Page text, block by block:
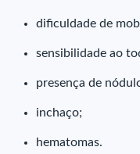
dificuldade de
sensibilidade ao
presença de
inchaço;
hematomas.